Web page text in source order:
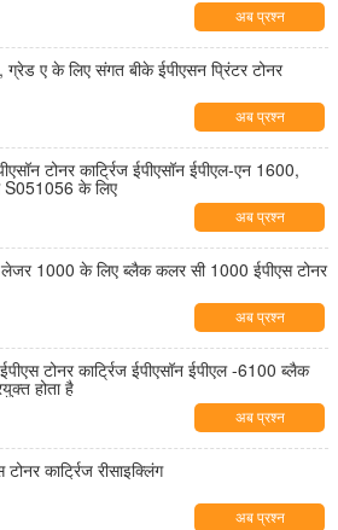
अब प्रश्न
ए के लिए संगत बीके ईपीएसन प्रिंटर टोनर
अब प्रश्न
टोनर कार्ट्रिज ईपीएसॉन ईपीएल-एन 1600,
S051056 के लिए
अब प्रश्न
1000 के लिए ब्लैक कलर सी 1000 ईपीएस टोनर
अब प्रश्न
टोनर कार्ट्रिज ईपीएसॉन ईपीएल -6100 ब्लैक
होता है
अब प्रश्न
कार्ट्रिज रीसाइक्लिंग
अब प्रश्न